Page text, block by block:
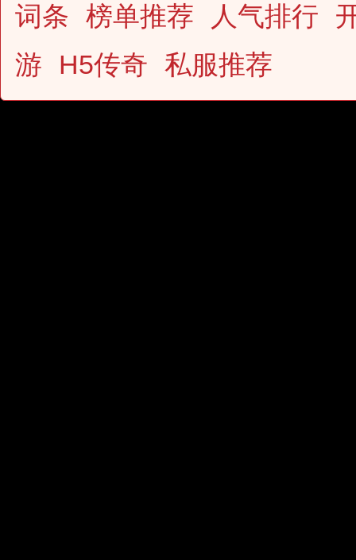
词条 榜单推荐 人气排行
游
H5传奇 私服推荐